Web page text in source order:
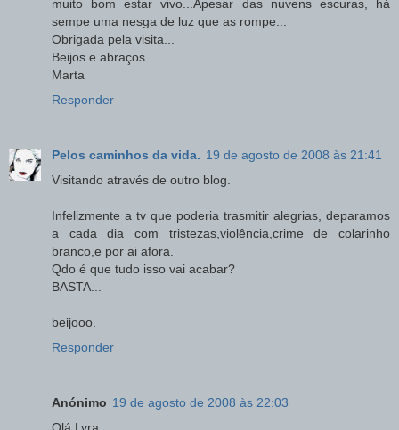
muito bom estar vivo...Apesar das nuvens escuras, há
sempe uma nesga de luz que as rompe...
Obrigada pela visita...
Beijos e abraços
Marta
Responder
Pelos caminhos da vida. 19 de agosto de 2008 às 21:41
Visitando através de outro blog.
Infelizmente a tv que poderia trasmitir alegrias, deparamos
a cada dia com tristezas,violência,crime de colarinho
branco,e por ai afora.
Qdo é que tudo isso vai acabar?
BASTA...
beijooo.
Responder
Anónimo 19 de agosto de 2008 às 22:03